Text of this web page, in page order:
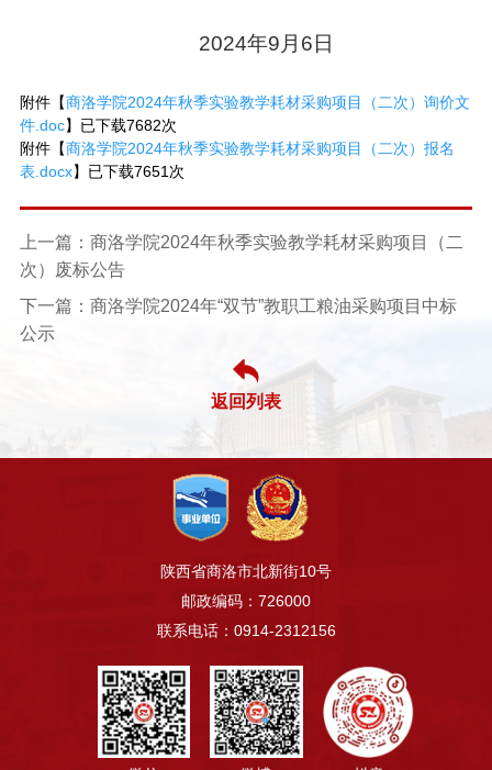
2024年9月6日
附件【商洛学院2024年秋季实验教学耗材采购项目（二次）询价文
件.doc】已下载7682次
附件【商洛学院2024年秋季实验教学耗材采购项目（二次）报名
表.docx】已下载7651 次
上一篇：商洛学院2024年秋季实验教学耗材采购项目（二
次）废标公告
下一篇：商洛学院2024年“双节”教职工粮油采购项目中标
公示
返回列表
陕西省商洛市北新街10号
邮政编码：726000
联系电话：0914-2312156